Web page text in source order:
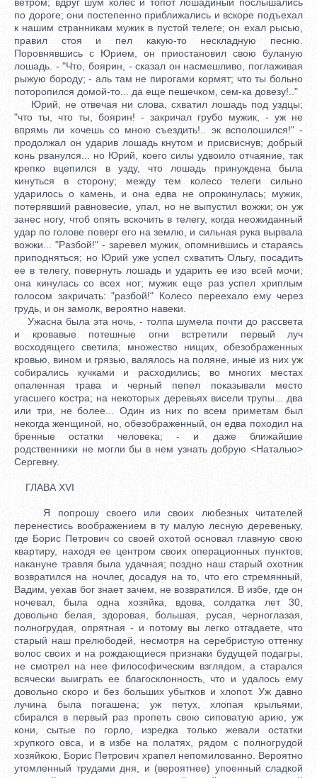
по дороге; они постепенно приближались и вскоре подъехал
к нашим странникам мужик в пустой телеге; он ехал рысью,
правил стоя и пел какую-то нескладную песню.
Поровнявшись с Юрием, он приостановил свою буланую
лошадь. - "Что, боярин, - сказал он насмешливо, поглаживая
рыжую бороду; - аль там не пирогами кормят; что ты больно
поторопился домой-то... да еще пешечком, сем-ка довезу!.."
Юрий, не отвечая ни слова, схватил лошадь под уздцы;
"что ты, что ты, боярин! - закричал грубо мужик, - уж не
впрямь ли хочешь со мною съездить!.. эк всполошился!" -
продолжал он ударив лошадь кнутом и присвиснув; добрый
конь рванулся... но Юрий, коего силы удвоило отчаяние, так
крепко вцепился в узду, что лошадь принуждена была
кинуться в сторону; между тем колесо телеги сильно
ударилось о камень, и она едва не опрокинулась; мужик,
потерявший равновесие, упал, но не выпустил вожжи; он уж
занес ногу, чтоб опять вскочить в телегу, когда неожиданный
удар по голове поверг его на землю, и сильная рука вырвала
вожжи... "Разбой!" - заревел мужик, опомнившись и стараясь
приподняться; но Юрий уже успел схватить Ольгу, посадить
ее в телегу, повернуть лошадь и ударить ее изо всей мочи;
она кинулась со всех ног; мужик еще раз успел хриплым
голосом закричать: "разбой!" Колесо переехало ему через
грудь, и он замолк, вероятно навеки.
Ужасна была эта ночь, - толпа шумела почти до рассвета
и кровавые потешные огни встретили первый луч
восходящего светила; множество нищих, обезображенных
кровью, вином и грязью, валялось на поляне, иные из них уж
собирались кучками и расходились; во многих местах
опаленная трава и черный пепел показывали место
угасшего костра; на некоторых деревьях висели трупы... два
или три, не более... Один из них по всем приметам был
некогда женщиной, но, обезображенный, он едва походил на
бренные остатки человека; - и даже ближайшие
родственники не могли бы в нем узнать добрую <Наталью>
Сергевну.
ГЛАВА XVI
Я попрошу своего или своих любезных читателей
перенестись воображением в ту малую лесную деревеньку,
где Борис Петрович со своей охотой основал главную свою
квартиру, находя ее центром своих операционных пунктов;
накануне травля была удачная; поздно наш старый охотник
возвратился на ночлег, досадуя на то, что его стремянный,
Вадим, уехав бог знает зачем, не возвратился. В избе, где он
ночевал, была одна хозяйка, вдова, солдатка лет 30,
довольно белая, здоровая, большая, русая, черноглазая,
полногрудая, опрятная - и потому вы легко отгадаете, что
старый наш прелюбодей, несмотря на серебристую оттенку
волос своих и на рождающиеся признаки будущей подагры,
не смотрел на нее философическим взглядом, а старался
всячески выиграть ее благосклонность, что и удалось ему
довольно скоро и без больших убытков и хлопот. Уж давно
лучина была погашена; уж петух, хлопая крыльями,
сбирался в первый раз пропеть свою сиповатую арию, уж
кони, сытые по горло, изредка только жевали остатки
хрупкого овса, и в избе на полатях, рядом с полногрудой
хозяйкою, Борис Петрович храпел непомилованно. Вероятно
утомленный трудами дня, и (вероятнее) упоенный сладкой